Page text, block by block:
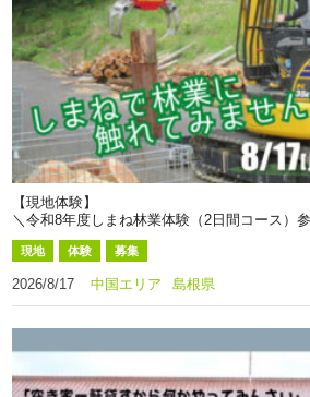
【現地体験】
＼令和8年度しまね林業体験（2日間コース）
現地 体験 募集
2026/8/17 中国エリア 島根県